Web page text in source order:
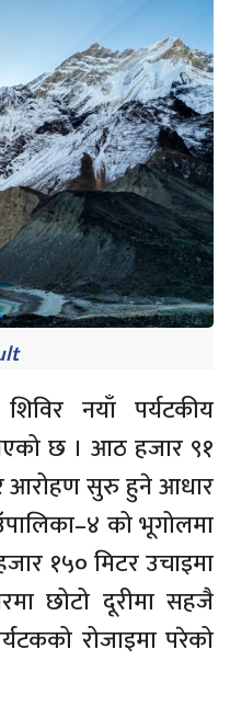
नयाँ पर्यटकीय
छ । आठ हजार ९१
र आरोहण सुरु हुने आधार
को भूगोलमा
१५० मिटर उचाइमा
छोटो दूरीमा सहजै
रोजाइमा परेको